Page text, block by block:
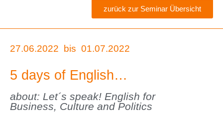
zurück zur Seminar Übersicht
27.06.2022 bis 01.07.2022
5 days of English…
about: Let´s speak! English for
Business, Culture and Politics